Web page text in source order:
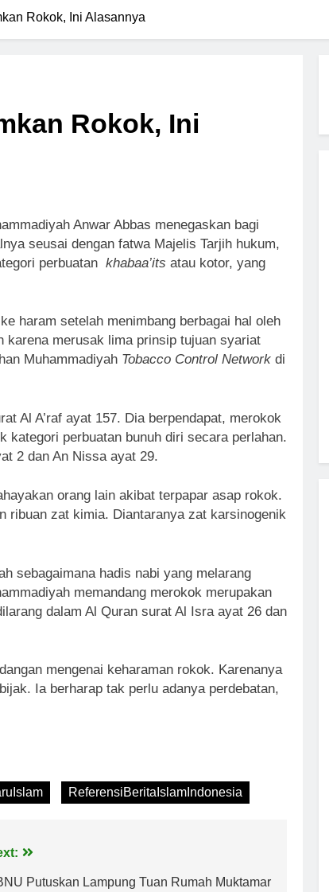
Rokok, Ini Alasannya
Rokok, Ini
Anwar Abbas menegaskan bagi
seusai dengan fatwa Majelis Tarjih hukum,
perbuatan khabaa’its atau kotor, yang
haram setelah menimbang berbagai hal oleh
karena merusak lima prinsip tujuan syariat
Muhammadiyah Tobacco Control Network di
Al A’raf ayat 157. Dia berpendapat, merokok
kategori perbuatan bunuh diri secara perlahan.
2 dan An Nissa ayat 29.
orang lain akibat terpapar asap rokok.
ribuan zat kimia. Diantaranya zat karsinogenik
sebagaimana hadis nabi yang melarang
memandang merokok merupakan
dalam Al Quran surat Al Isra ayat 26 dan
mengenai keharaman rokok. Karenanya
Ia berharap tak perlu adanya perdebatan,
ReferensiBeritaIslamIndonesia
Putuskan Lampung Tuan Rumah Muktamar